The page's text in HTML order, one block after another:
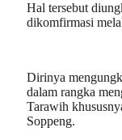
Hal tersebut
dikomfirmasi
Dirinya
dalam rangka
Tarawih
Soppeng.